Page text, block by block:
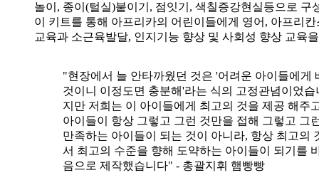
놀이, 종이(털실)붙이기, 점잇기, 색칠증강현실등으로 구
이 키트를 통해 아프리카의 어린이들에게 영어, 아프리
교육과 소근육발달, 인지기능 향상 및 사회성 향상 교육
"현장에서 늘 안타까웠던 것은 '어려운 아이들에게
것이니 이정도면 충분해'라는 식의 고정관념이었습
지만 저희는 이 아이들에게 최고의 것을 제공 해주
아이들이 항상 그렇고 그런 것만을 접해 그렇고 그
만족하는 아이들이 되는 것이 아니라, 항상 최고의
서 최고의 수준을 향해 도약하는 아이들이 되기를
음으로 제작했습니다" - 총괄지휘 햄빵빵